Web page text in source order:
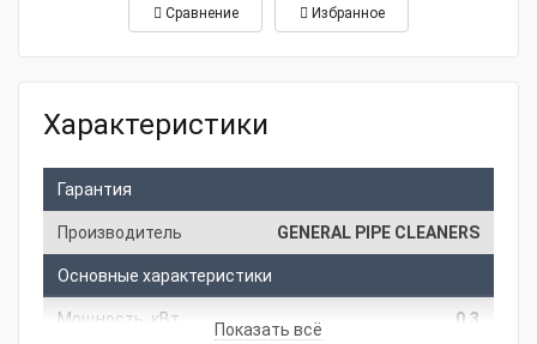
Сравнение Избранное
Характеристики
Гарантия
Производитель GENERAL PIPE CLEANERS
Основные характеристики
Мощность, кВт 0.3
Показать всё